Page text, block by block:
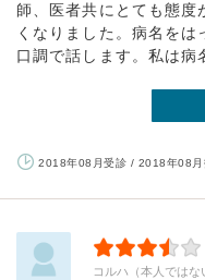
師、医者共にとても態度
くなりました。病名を
口調で話します。私は病
2018年08月受診 / 2018年08月
コルハ（本人ではな